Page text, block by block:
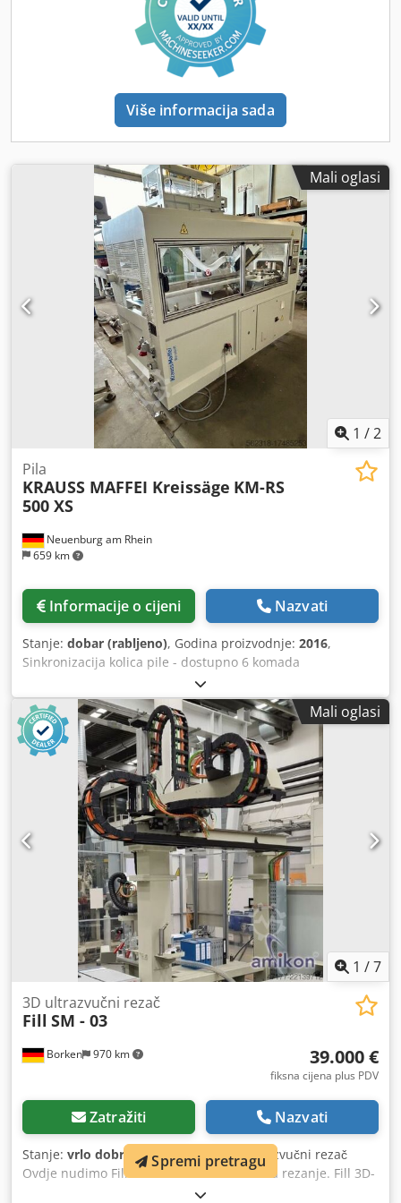
proizvodnje 2011. Proizvođač: CMS S.p.A. Model: SINTESY
4323 MPT Godina proizvodnje: 2011 5 interpoliranih osi
Linearne osi: X-4300, Y-2300, Z-1200 Rotacijske osi: B +/-
120°, C +/- 240° Elektrovreteno: 7,5 kW Dcedpfxozcpkco
Apcjk Instalirana snaga: 28 kW Potrošnja komprimiranog
zraka: 400 nl/min. Magacin alata: 12 pozicija Izvlačivi
stolovi. Kabina za zaštitu od prašine – zatvorena
konstrukcija stroja. Ukoliko imate bilo kakvih pitanja ili
poruku ili nas kontaktirajte telefonom.
Više informacija sada
Mali oglasi
1 /2
Neuenburg am Rhein
659 km
Pila
KRAUSS MAFFEI Kreissäge KM-RS
500 XS
Informacije o cijeni Nazvati
Stanje: dobar (rabljeno), Godina proizvodnje: 2016,
Sinkronizacija kolica pile - dostupno 6 komada
Mali oglasi
1 /7
Borken 970 km
3D ultrazvučni rezač
Fill SM - 03
39.000 €
fiksna cijena plus PDV
Zatražiti Nazvati
Stanje: vrlo dobro (rabljeno), Fill 3D-ultrazvučni rezač
Ovdje nudimo Fill 3D-ultrazvučni sustav za rezanje. Fill 3D-
ULTRAZVUČNI REZAČ 3D-ULTRASONIC CUTTER Fill 3D-
Spremi pretragu